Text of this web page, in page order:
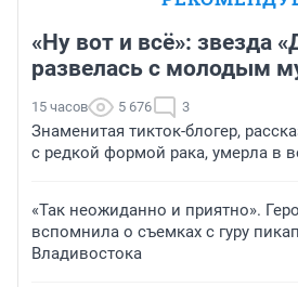
«Ну вот и всё»: звезда
развелась с молодым
15 часов 5 676 3
Знаменитая тикток-блогер,
с редкой формой рака, умерла в
«Так неожиданно и приятно».
вспомнила о съемках с гуру
Владивостока